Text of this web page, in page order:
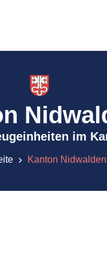
im
Kanton Nidwalden